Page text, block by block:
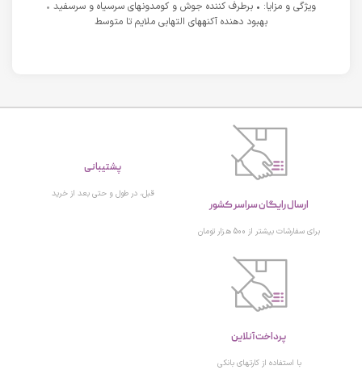
ویژگی و مزایا: • برطرف کننده جوش و کومدونهای سرسیاه و سرسفید •
بهبود دهنده آکنههای التهابی ملایم تا متوسط
ارسال رایگان سراسر کشور
برای سفارشات بیشتر از 500 هزار تومان
پشتیبانی
پرداخت آنلاین
با استفاده از کارتهای بانکی